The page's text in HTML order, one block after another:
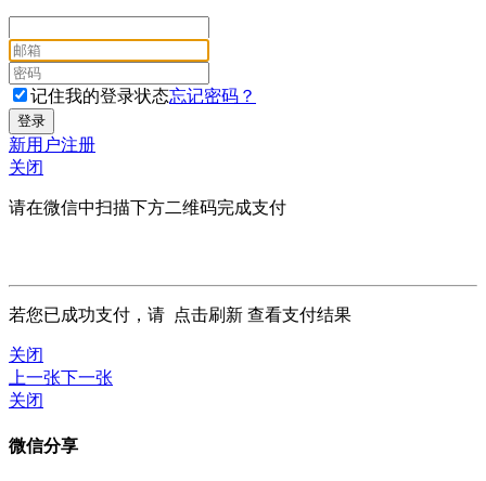
记住我的登录状态忘记密码？
新用户注册
关闭
请在微信中扫描下方二维码完成支付
若您已成功支付，请 点击刷新 查看支付结果
关闭
上一张下一张
关闭
微信分享